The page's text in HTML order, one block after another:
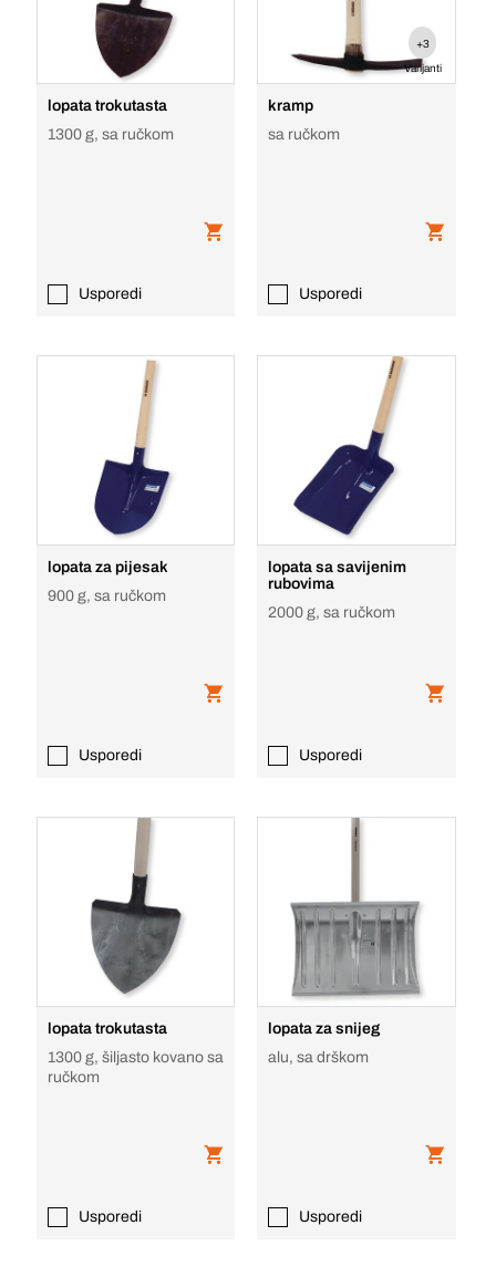
lopata trokutasta
1300 g, sa ručkom
Usporedi
+3
Varijanti
kramp
sa ručkom
Usporedi
lopata za pijesak
900 g, sa ručkom
Usporedi
lopata sa savijenim
rubovima
2000 g, sa ručkom
Usporedi
lopata trokutasta
1300 g, šiljasto kovano sa
ručkom
Usporedi
lopata za snijeg
alu, sa drškom
Usporedi